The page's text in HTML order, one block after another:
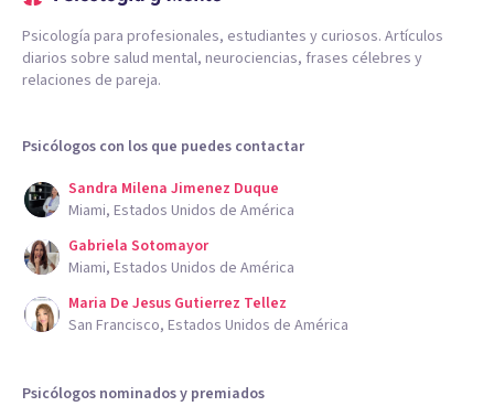
Psicología para profesionales, estudiantes y curiosos. Artículos
diarios sobre salud mental, neurociencias, frases célebres y
relaciones de pareja.
Psicólogos con los que puedes contactar
Sandra Milena Jimenez Duque
Miami, Estados Unidos de América
Gabriela Sotomayor
Miami, Estados Unidos de América
Maria De Jesus Gutierrez Tellez
San Francisco, Estados Unidos de América
Psicólogos nominados y premiados